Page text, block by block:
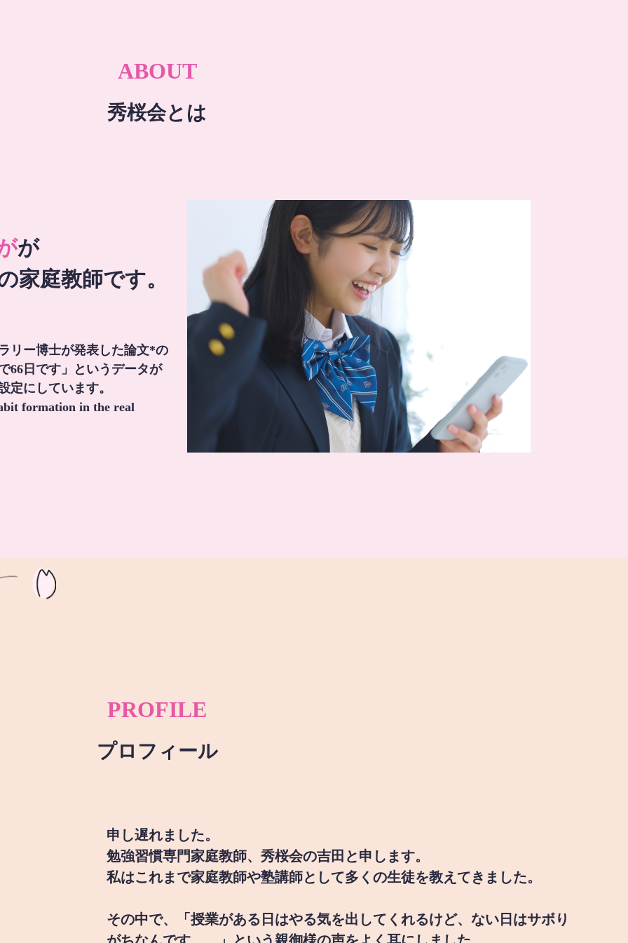
ABOUT
秀桜会とは
が
家庭教師です。
リー博士が発表した論文*の
66日です」というデータが
定にしています。
formation in the real
PROFILE
プロフィール
申し遅れました。
勉強習慣専門家庭教師、秀桜会の吉田と申します。
私はこれまで家庭教師や塾講師として多くの生徒を教えてきました。
その中で、「授業がある日はやる気を出してくれるけど、ない日はサボり